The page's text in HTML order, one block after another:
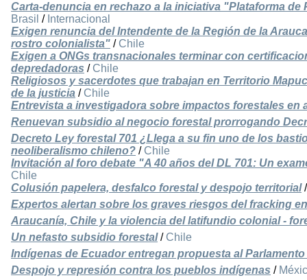
Carta-denuncia en rechazo a la iniciativa "Plataforma
Brasil / Internacional
Exigen renuncia del Intendente de la Región de la
rostro colonialista" / Chile
Exigen a ONGs transnacionales terminar con
depredadoras / Chile
Religiosos y sacerdotes que trabajan en Territorio
de la justicia / Chile
Entrevista a investigadora sobre impactos forestales en
Renuevan subsidio al negocio forestal prorrogando
Decreto Ley forestal 701 ¿Llega a su fin uno de los
neoliberalismo chileno? / Chile
Invitación al foro debate "A 40 años del DL 701: Un
Chile
Colusión papelera, desfalco forestal y despojo territorial
Expertos alertan sobre los graves riesgos del fracking
Araucanía, Chile y la violencia del latifundio colonial -
Un nefasto subsidio forestal/ Chile
Indígenas de Ecuador entregan propuesta al
Despojo y represión contra los pueblos indígenas /